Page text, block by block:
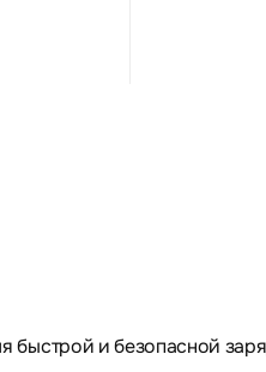
быстрой и безопасной